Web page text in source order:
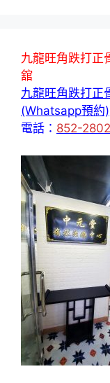
九龍旺角跌打正
舘
九龍旺角跌打正
(Whatsapp預約)
電話： 852-